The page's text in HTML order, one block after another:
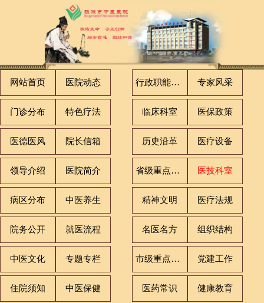
网站首页 医院动态 行政职能科室 专家风采
门诊分布 特色疗法 临床科室 医保政策
医德医风 院长信箱 历史沿革 医疗设备
领导介绍 医院简介 省级重点专科 医技科室
病区分布 中医养生 精神文明 医疗法规
院务公开 就医流程 名医名方 组织结构
中医文化 专题专栏 市级重点专科 党建工作
住院须知 中医保健 医药常识 健康教育